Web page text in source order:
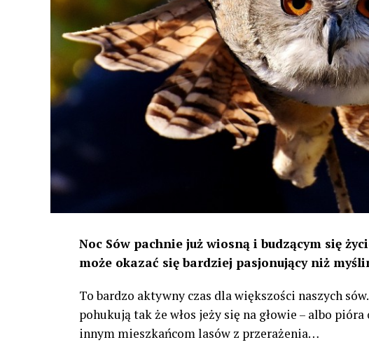
Noc Sów pachnie już wiosną i budzącym się
może okazać się bardziej pasjonujący niż
To bardzo aktywny czas dla większości naszych
pohukują tak że włos jeży się na głowie – albo
innym mieszkańcom lasów z przerażenia…